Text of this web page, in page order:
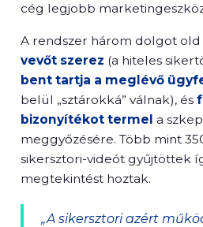
cég legjobb
A rendszer három dolgot old
vevőt szerez (a hiteles
bent tartja a meglévő
belül „sztárokká” válnak), és
bizonyítékot termel a
meggyőzésére. Több mint
sikersztori-videót gyűjtöttek
megtekintést hoztak.
„A sikersztori azért